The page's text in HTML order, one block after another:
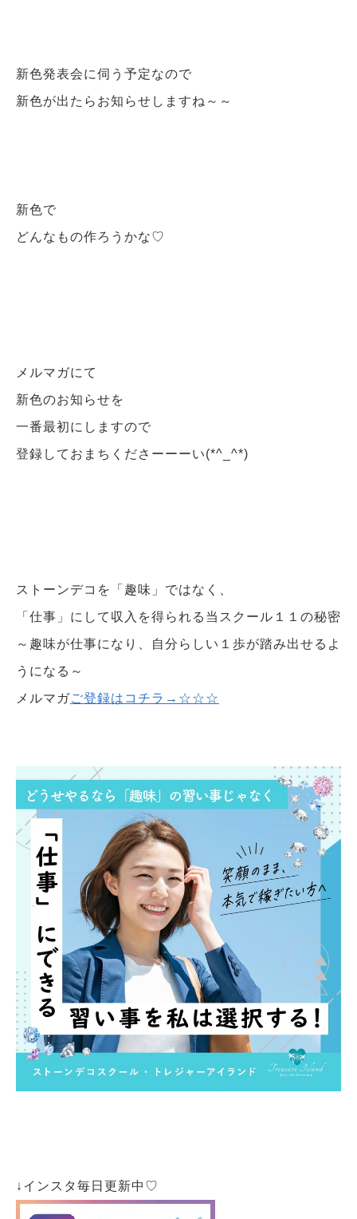
新色発表会に伺う予定なので
新色が出たらお知らせしますね～～
新色で
どんなもの作ろうかな♡
メルマガにて
新色のお知らせを
一番最初にしますので
登録しておまちくださーーーい(*^_^*)
ストーンデコを「趣味」ではなく、
「仕事」にして収入を得られる当スクール１１の秘密
～趣味が仕事になり、自分らしい１歩が踏み出せるよ
うになる～
メルマガご登録はコチラ→☆☆☆
↓インスタ毎日更新中♡